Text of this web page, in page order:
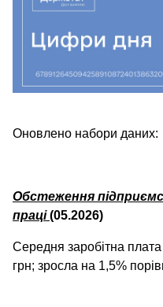
Оновлено набори даних:
Обстеження
праці(05.2026)
Середня заробітна
грн; зросла на 1,5%